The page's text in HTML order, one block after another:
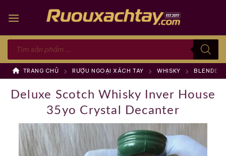
Tìm
kiếm
phẩm
TRANG CHỦ RƯỢU NGOẠI XÁCH TAY WHISKY BLENDED
Deluxe Scotch Whisky Inver House
35yo Crystal Decanter